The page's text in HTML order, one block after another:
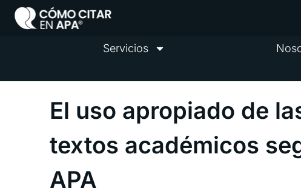
Servicios
El uso apropiado de
textos académicos
APA